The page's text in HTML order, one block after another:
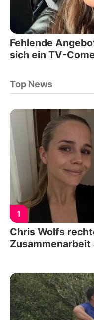
Fehlende
sich ein TV-
Top News
1
Chris Wolfs
Zusammenarbeit